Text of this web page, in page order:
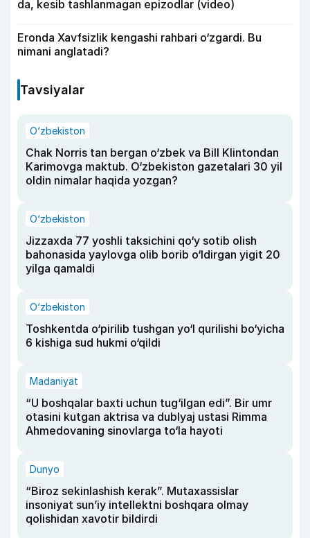
da, kesib tashlanmagan epizodlar (video)
Eronda Xavfsizlik kengashi rahbari o‘zgardi. Bu
nimani anglatadi?
Tavsiyalar
O‘zbekiston
Chak Norris tan bergan o‘zbek va Bill Klintondan
Karimovga maktub. O‘zbekiston gazetalari 30 yil
oldin nimalar haqida yozgan?
O‘zbekiston
Jizzaxda 77 yoshli taksichini qo‘y sotib olish
bahonasida yaylovga olib borib o‘ldirgan yigit 20
yilga qamaldi
O‘zbekiston
Toshkentda o‘pirilib tushgan yo‘l qurilishi bo‘yicha
6 kishiga sud hukmi o‘qildi
Madaniyat
“U boshqalar baxti uchun tug‘ilgan edi”. Bir umr
otasini kutgan aktrisa va dublyaj ustasi Rimma
Ahmedovaning sinovlarga to‘la hayoti
Dunyo
“Biroz sekinlashish kerak”. Mutaxassislar
insoniyat sun’iy intellektni boshqara olmay
qolishidan xavotir bildirdi